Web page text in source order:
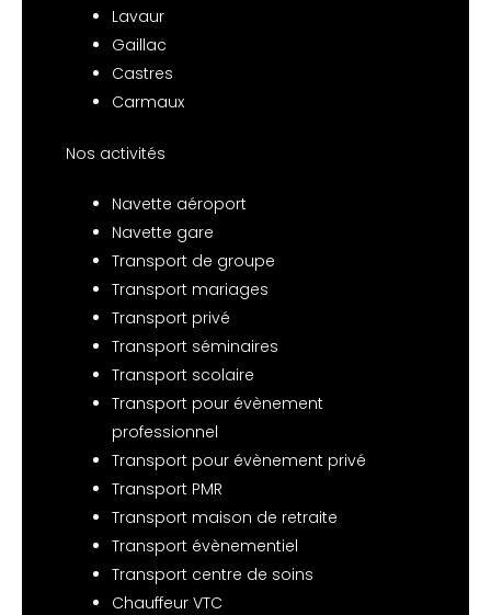
Lavaur
Gaillac
Castres
Carmaux
Nos activités
Navette aéroport
Navette gare
Transport de groupe
Transport mariages
Transport privé
Transport séminaires
Transport scolaire
Transport pour évènement
professionnel
Transport pour évènement privé
Transport PMR
Transport maison de retraite
Transport évènementiel
Transport centre de soins
Chauffeur VTC